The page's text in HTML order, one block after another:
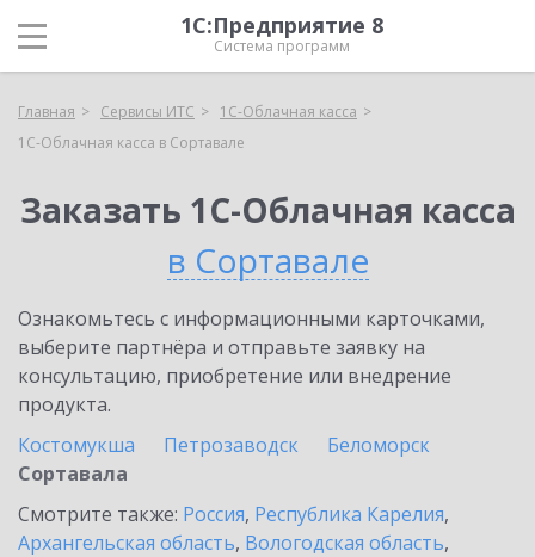
1С:Предприятие 8
Система программ
Главная Сервисы ИТС
1С-Облачная касса
1С-Облачная касса в Сортавале
Заказать 1С-Облачная касса
в Сортавале
Ознакомьтесь с информационными карточками,
выберите партнёра и отправьте заявку на
консультацию, приобретение или внедрение
продукта.
Костомукша
Петрозаводск
Беломорск
Сортавала
Смотрите также: Россия, Республика Карелия,
Архангельская область, Вологодская область,